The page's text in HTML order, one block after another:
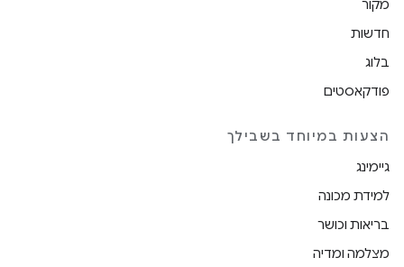
מקור
חדשות
בלוג
פודקאסטים
הצעות במיוחד בשבילך
גיימינג
למידת מכונה
בריאות וכושר
מצלמה ומדיה